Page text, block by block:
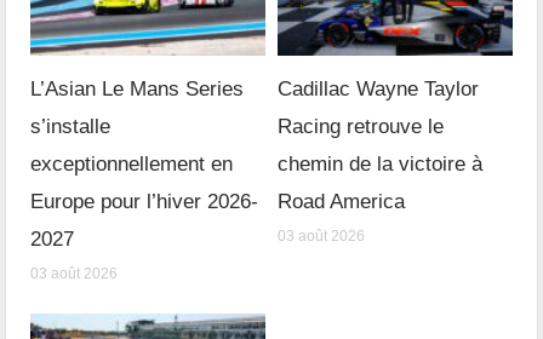
L’Asian Le Mans Series
s’installe
exceptionnellement en
Europe pour l’hiver 2026-
2027
03 août 2026
Cadillac Wayne Taylor
Racing retrouve le
chemin de la victoire à
Road America
03 août 2026